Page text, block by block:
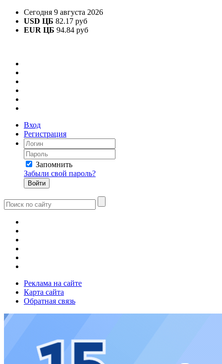
Сегодня 9 августа 2026
USD ЦБ 82.17 руб
EUR ЦБ 94.84 руб
Вход
Регистрация
Запомнить
Забыли свой пароль?
Реклама на сайте
Карта сайта
Обратная связь